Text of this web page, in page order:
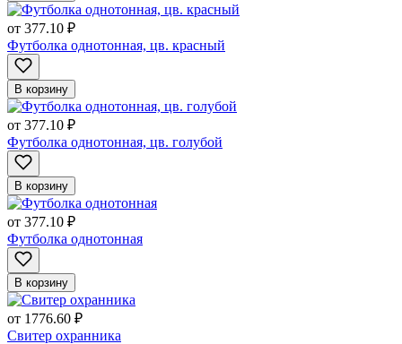
от 377.10 ₽
Футболка однотонная, цв. красный
В корзину
от 377.10 ₽
Футболка однотонная, цв. голубой
В корзину
от 377.10 ₽
Футболка однотонная
В корзину
от 1776.60 ₽
Свитер охранника